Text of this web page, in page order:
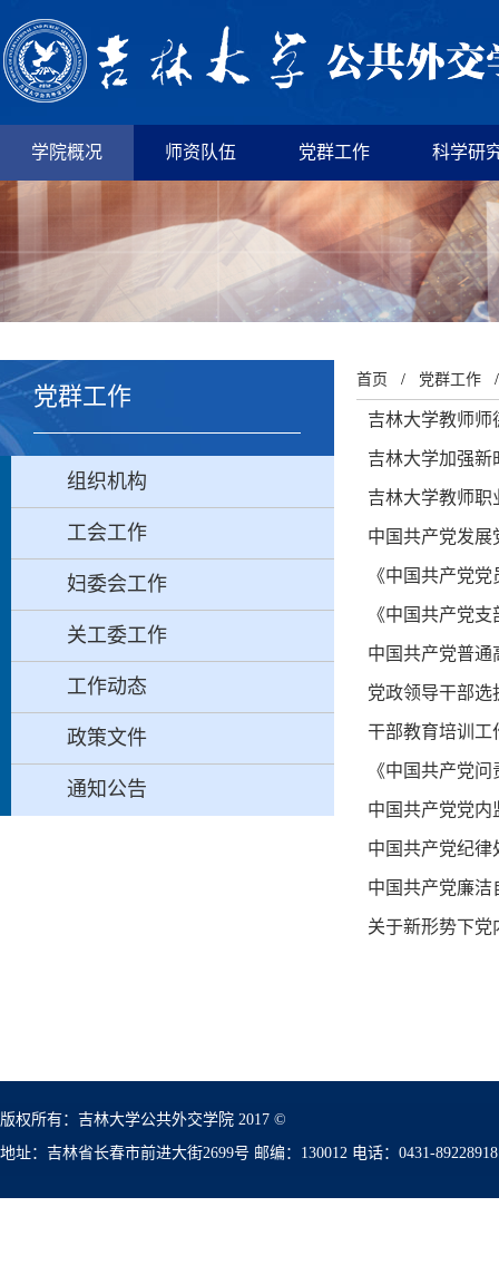
学院概况 师资队伍 党群工作 科学研
党群工作
组织机构
工会工作
妇委会工作
关工委工作
工作动态
政策文件
通知公告
首页 / 党群工作
吉林大学教师师
吉林大学加强新
吉林大学教师职
中国共产党发展
《中国共产党
《中国共产党
中国共产党普通
党政领导干部选
干部教育培训工
《中国共产党
中国共产党党内
中国共产党纪律
中国共产党廉洁
关于新形势下党
版权所有：吉林大学公共外交学院 2017 ©
地址：吉林省长春市前进大街2699号 邮编：130012 电话：0431-89228918